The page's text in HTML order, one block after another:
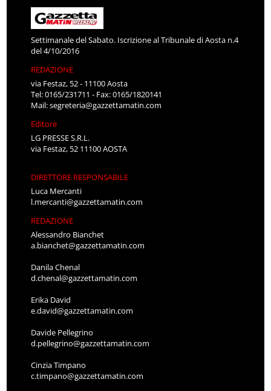
Settimanale del Sabato. Iscrizione al Tribunale di Aosta n.4
del 4/10/2016
REDAZIONE
via Festaz, 52 - 11100 Aosta
Tel: 0165/231711 - Fax: 0165/1820141
Mail:segreteria@gazzettamatin.com
Editore
LG PRESSE S.R.L.
via Festaz, 52 11100 AOSTA
DIRETTORE RESPONSABILE
Luca Mercanti
l.mercanti@gazzettamatin.com
REDAZIONE
Alessandro Bianchet
a.bianchet@gazzettamatin.com
Danila Chenal
d.chenal@gazzettamatin.com
Erika David
e.david@gazzettamatin.com
Davide Pellegrino
d.pellegrino@gazzettamatin.com
Cinzia Timpano
c.timpano@gazzettamatin.com